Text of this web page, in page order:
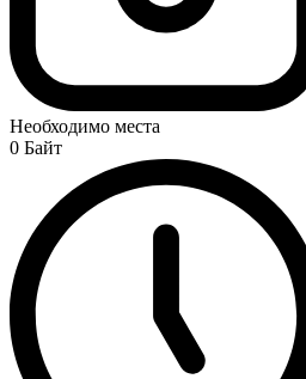
Необходимо места
0 Байт